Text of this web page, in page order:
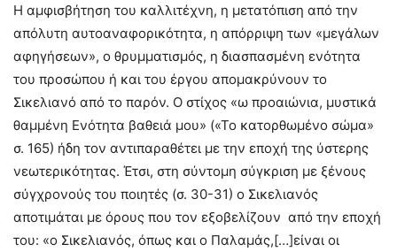
Η αμφισβήτηση του καλλιτέχνη, η μετατόπιση από την
απόλυτη αυτοαναφορικότητα, η απόρριψη των «μεγάλων
αφηγήσεων», ο θρυμματισμός, η διασπασμένη ενότητα
του προσώπου ή και του έργου απομακρύνουν το
Σικελιανό από το παρόν. Ο στίχος «ω προαιώνια, μυστικά
θαμμένη Ενότητα βαθειά μου» («Το κατορθωμένο σώμα»
σ. 165) ήδη τον αντιπαραθέτει με την εποχή της ύστερης
νεωτερικότητας. Έτσι, στη σύντομη σύγκριση με ξένους
σύγχρονούς του ποιητές (σ. 30-31) ο Σικελιανός
αποτιμάται με όρους που τον εξοβελίζουν από την εποχή
του: «ο Σικελιανός, όπως και ο Παλαμάς,[…]είναι οι